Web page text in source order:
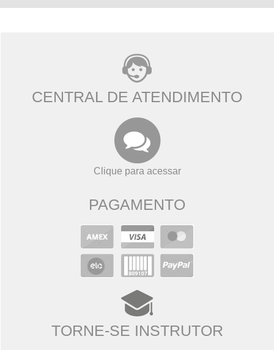
CENTRAL DE ATENDIMENTO
Clique para acessar
PAGAMENTO
TORNE-SE INSTRUTOR